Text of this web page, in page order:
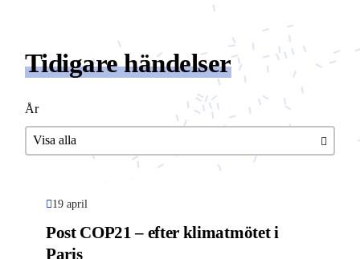
Tidigare händelser
År
19 april
Post COP21 – efter klimatmötet i
Paris